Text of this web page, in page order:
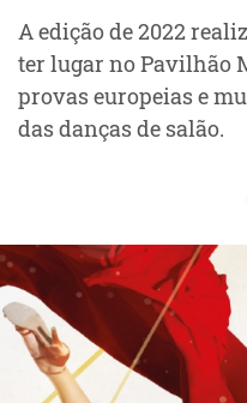
A edição de 2022
ter lugar no Pavilhão
provas europeias e
das danças de salão.